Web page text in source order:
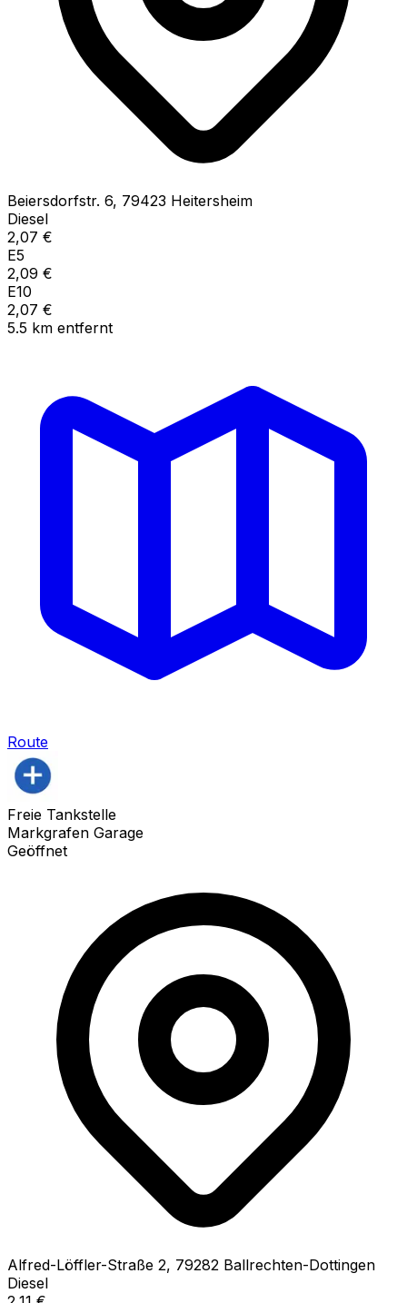
Beiersdorfstr. 6, 79423 Heitersheim
Diesel
2,07 €
E5
2,09 €
E10
2,07 €
5.5 km entfernt
Route
Freie Tankstelle
Markgrafen Garage
Geöffnet
Alfred-Löffler-Straße 2, 79282 Ballrechten-Dottingen
Diesel